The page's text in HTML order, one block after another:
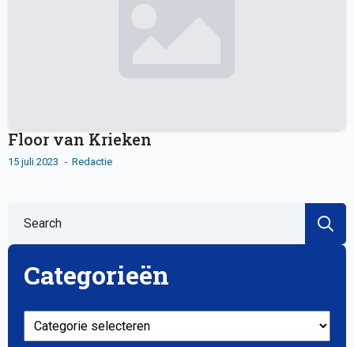
Floor van Krieken
15 juli 2023 Redactie
Categorieën
Categorieën